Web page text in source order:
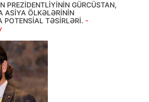
PREZİDENTLİYİNİN GÜRCÜSTAN,
ASİYA ÖLKƏLƏRİNİN
POTENSİAL TƏSİRLƏRİ. -